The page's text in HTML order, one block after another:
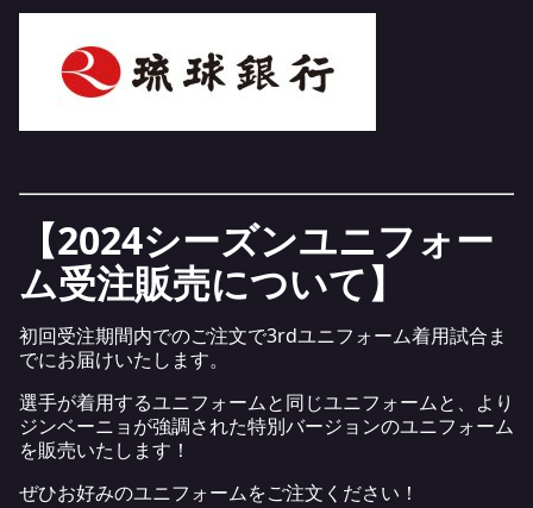
【2024シーズンユニフォー
ム受注販売について】
初回受注期間内でのご注文で3rdユニフォーム着用試合ま
でにお届けいたします。
選手が着用するユニフォームと同じユニフォームと、より
ジンベーニョが強調された特別バージョンのユニフォーム
を販売いたします！
ぜひお好みのユニフォームをご注文ください！